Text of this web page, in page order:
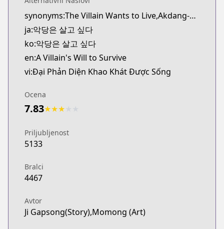
synonyms:The Villain Wants to Live,Akdang-eun Salgo Sipda
ja:악당은 살고 싶다
ko:악당은 살고 싶다
en:A Villain's Will to Survive
vi:Đại Phản Diện Khao Khát Được Sống
Ocena
7.83★★★
Priljubljenost
5133
Bralci
4467
Avtor
Ji Gapsong(Story),Momong (Art)